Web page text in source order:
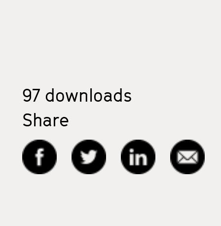
97 downloads
Share